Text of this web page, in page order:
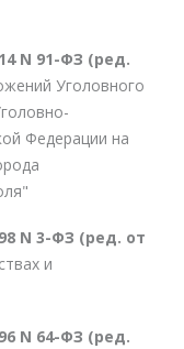
N 91-ФЗ (ред.
Уголовного
Федерации на
N 3-ФЗ (ред. от
и
N 64-ФЗ (ред.